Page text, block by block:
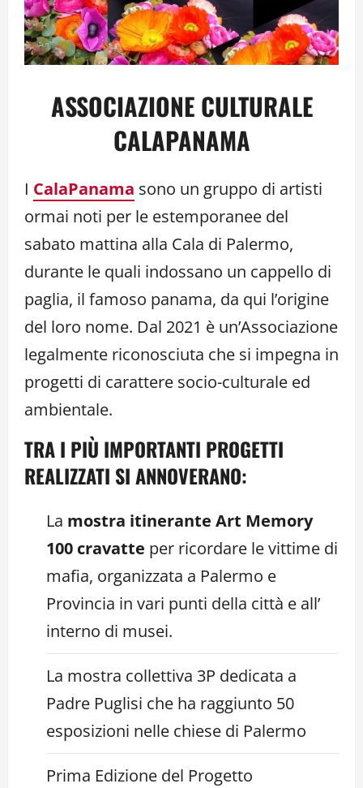
ASSOCIAZIONE CULTURALE
CALAPANAMA
I CalaPanama sono un gruppo di artisti
ormai noti per le estemporanee del
sabato mattina alla Cala di Palermo,
durante le quali indossano un cappello di
paglia, il famoso panama, da qui l’origine
del loro nome. Dal 2021 è un’Associazione
legalmente riconosciuta che si impegna in
progetti di carattere socio-culturale ed
ambientale.
TRA I PIÙ IMPORTANTI PROGETTI
REALIZZATI SI ANNOVERANO:
La mostra itinerante Art Memory
100 cravatte per ricordare le vittime di
mafia, organizzata a Palermo e
Provincia in vari punti della città e all’
interno di musei.
La mostra collettiva 3P dedicata a
Padre Puglisi che ha raggiunto 50
esposizioni nelle chiese di Palermo
Prima Edizione del Progetto